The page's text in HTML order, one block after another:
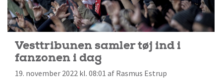
Vesttribunen samler tøj ind i
fanzonen i dag
19. november 2022 kl. 08:01 af Rasmus Estrup